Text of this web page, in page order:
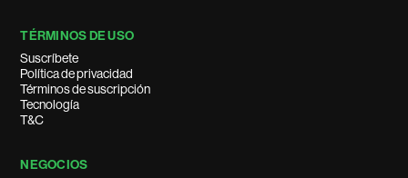
TÉRMINOS DE USO
Suscríbete
Política de privacidad
Términos de suscripción
Tecnología
T&C
NEGOCIOS